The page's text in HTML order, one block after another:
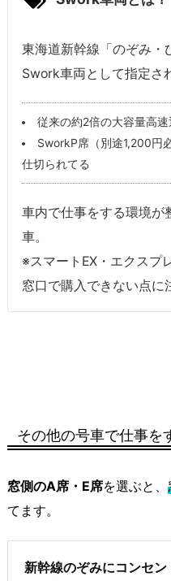
東海道新幹線「のぞみ・
Swork車両として指定さ
従来の約2倍の大容量高
SworkP席（別途1,200円
仕切られてる
車内で仕事をする環境
車。
※スマートEX・エクスプ
窓口で購入できない点に
その他の号車で仕事を
窓側のA席・E席を選ぶと、
てます。
新幹線のぞみにコンセン